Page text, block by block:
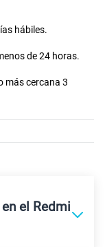
hábiles.
de 24 horas.
más cercana 3
el Redmi